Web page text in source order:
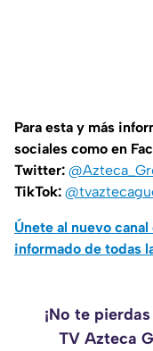
Para esta y más
sociales como en
Twitter:
TikTok:
Únete al nuevo
informado de todas
¡No te
TV Azteca